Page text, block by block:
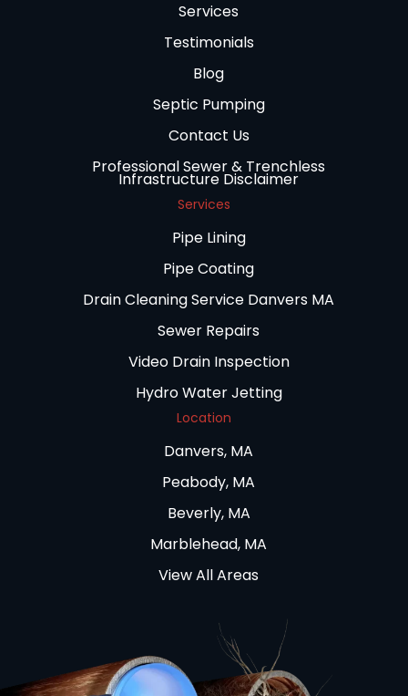
Services
Testimonials
Blog
Septic Pumping
Contact Us
Professional Sewer & Trenchless
Infrastructure Disclaimer
Services
Pipe Lining
Pipe Coating
Drain Cleaning Service Danvers MA
Sewer Repairs
Video Drain Inspection
Hydro Water Jetting
Location
Danvers, MA
Peabody, MA
Beverly, MA
Marblehead, MA
View All Areas